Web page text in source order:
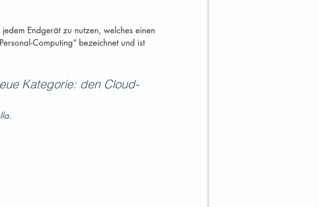
Endgerät zu nutzen, welches einen
Computing“ bezeichnet und ist
Kategorie: den Cloud-